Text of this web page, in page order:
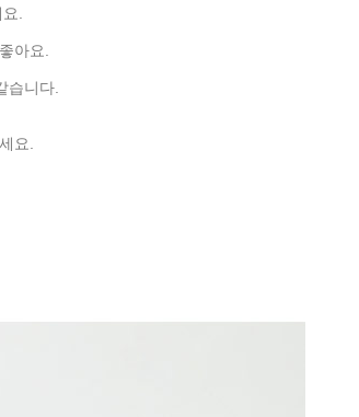
.
아요.
습니다.
요.